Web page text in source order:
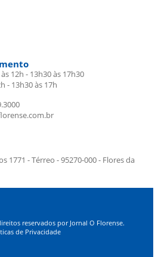
12h - 13h30 às 17h30
- 13h30 às 17h
1771 - Térreo - 95270-000 - Flores da
reservados por Jornal O Florense.
de Privacidade